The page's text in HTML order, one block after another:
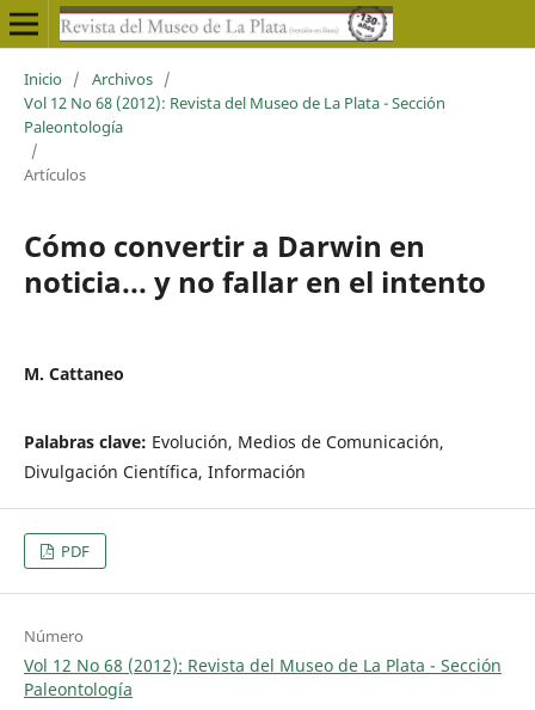
Inicio / Archivos /
Vol 12 No 68 (2012): Revista del Museo de La Plata - Sección
Paleontología
/
Artículos
Cómo convertir a Darwin en
noticia... y no fallar en el intento
M. Cattaneo
Palabras clave: Evolución, Medios de Comunicación,
Divulgación Científica, Información
PDF
Número
Vol 12 No 68 (2012): Revista del Museo de La Plata - Sección
Paleontología